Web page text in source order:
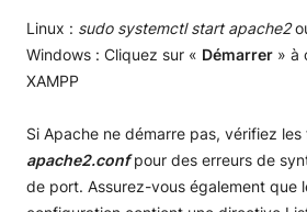
Linux : sudo systemctl start apache2
Windows : Cliquez sur « Démarrer » à
XAMPP
Si Apache ne démarre pas, vérifiez les
apache2.confpour des erreurs de
de port. Assurez-vous également que